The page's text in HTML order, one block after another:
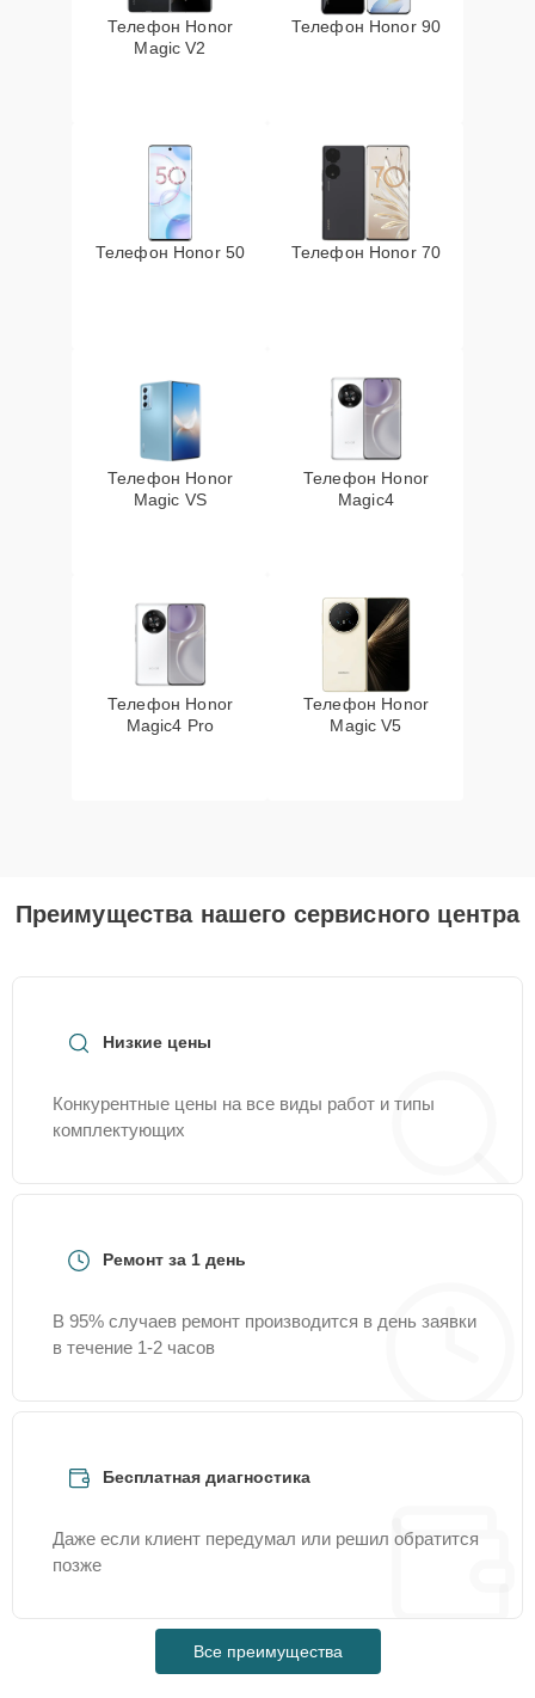
Телефон Honor
Magic V2
Телефон Honor 90
Телефон Honor 50 Телефон Honor 70
Телефон Honor
Magic VS
Телефон Honor
Magic4
Телефон Honor
Magic4 Pro
Телефон Honor
Magic V5
Преимущества нашего сервисного центра
Низкие цены
Конкурентные цены на все виды работ и типы
комплектующих
Ремонт за 1 день
В 95% случаев ремонт производится в день заявки
в течение 1-2 часов
Бесплатная диагностика
Даже если клиент передумал или решил обратится
позже
Все преимущества